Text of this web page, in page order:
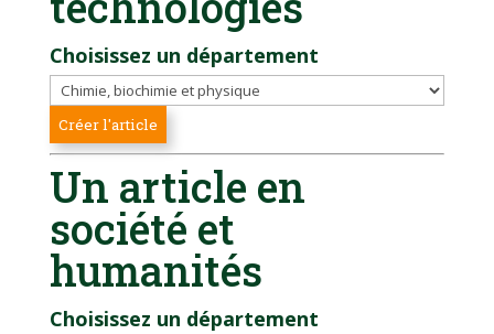
Choisissez un département
Un article en
société et
humanités
Choisissez un département